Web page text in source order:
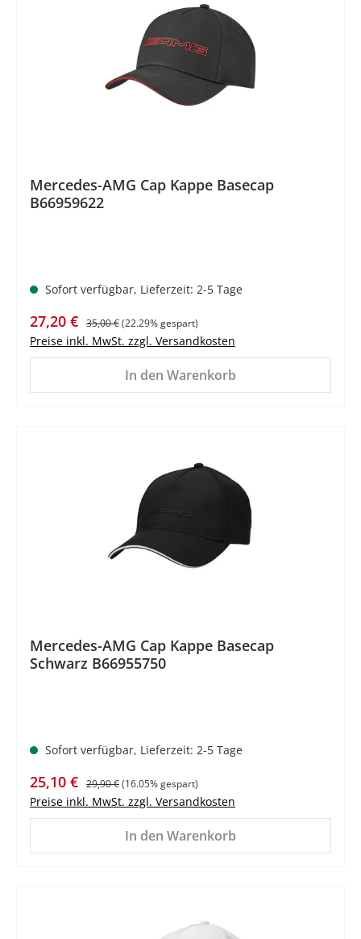
Mercedes-AMG Cap Kappe Basecap
B66959622
Sofort verfügbar, Lieferzeit: 2-5 Tage
Verkaufspreis:
27,20 € Regulärer Preis:
35,00 €(22.29% gespart)
Preise inkl. MwSt. zzgl. Versandkosten
In den Warenkorb
Mercedes-AMG Cap Kappe Basecap
Schwarz B66955750
Sofort verfügbar, Lieferzeit: 2-5 Tage
Verkaufspreis:
25,10 € Regulärer Preis:
29,90 €(16.05% gespart)
Preise inkl. MwSt. zzgl. Versandkosten
In den Warenkorb